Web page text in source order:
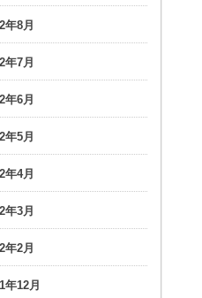
年8月
年7月
年6月
年5月
年4月
年3月
年2月
年12月